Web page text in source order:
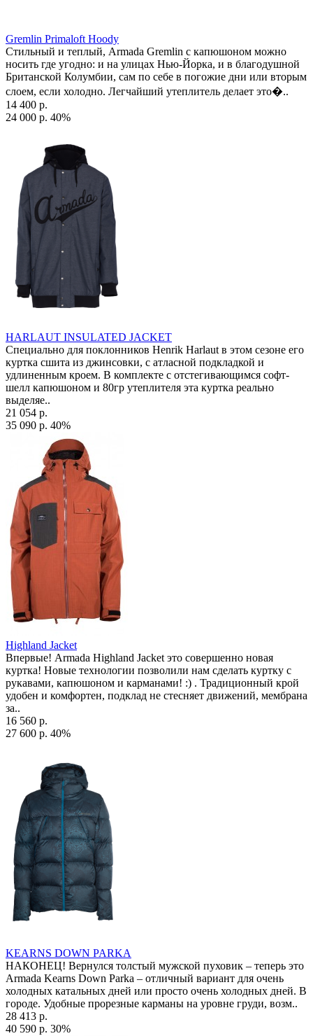
Gremlin Primaloft Hoody
Стильный и теплый, Armada Gremlin с капюшоном можно
носить где угодно: и на улицах Нью-Йорка, и в благодушной
Британской Колумбии, сам по себе в погожие дни или вторым
слоем, если холодно. Легчайший утеплитель делает это�..
14 400 р.
24 000 р. 40%
HARLAUT INSULATED JACKET
Специально для поклонников Henrik Harlaut в этом сезоне его
куртка сшита из джинсовки, с атласной подкладкой и
удлиненным кроем. В комплекте с отстегивающимся софт-
шелл капюшоном и 80гр утеплителя эта куртка реально
выделяе..
21 054 р.
35 090 р. 40%
Highland Jacket
Впервые! Armada Highland Jacket это совершенно новая
куртка! Новые технологии позволили нам сделать куртку с
рукавами, капюшоном и карманами! :) . Традиционный крой
удобен и комфортен, подклад не стесняет движений, мембрана
за..
16 560 р.
27 600 р. 40%
KEARNS DOWN PARKA
НАКОНЕЦ! Вернулся толстый мужской пуховик – теперь это
Armada Kearns Down Parka – отличный вариант для очень
холодных катальных дней или просто очень холодных дней. В
городе. Удобные прорезные карманы на уровне груди, возм..
28 413 р.
40 590 р. 30%